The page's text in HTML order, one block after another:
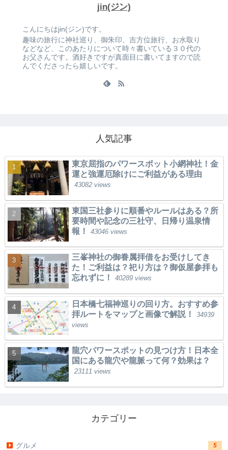
jin(ジン)
こんにちはjin(ジン)です。
趣味の旅行に神社巡り、御朱印、吉方位旅行、お水取り
などなど、このあたりについて時々書いている３０代の
お父さんです。酒好きですが真面目に書いてますので読
んでくださったら嬉しいです。
人気記事
東京屈指のパワースポット小網神社！金
運と強運厄除けにご利益がある理由
43082 views
東国三社参りに順番やルールはある？所
要時間や記念の三社守、日帰り温泉情
報！
43046 views
三峯神社の御眷属拝借をお受けしてき
た！ご利益は？祀り方は？御仮屋参拝も
忘れずに！
40289 views
日本橋七福神巡りの回り方。おすすめ参
拝ルートをマップと画像で解説！
34939
views
龍穴パワースポットの見つけ方！日本全
国にある龍穴や龍脈って何？効果は？
23111 views
カテゴリー
グルメ 5